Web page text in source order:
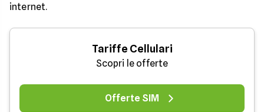
internet.
Tariffe Cellulari
Scopri le offerte
Offerte SIM